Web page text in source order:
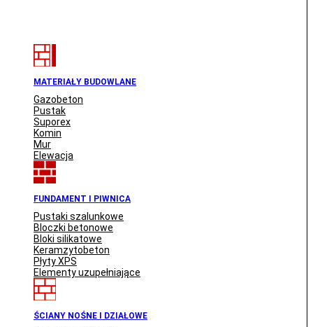
MATERIAŁY BUDOWLANE
Gazobeton
Pustak
Suporex
Komin
Mur
Elewacja
FUNDAMENT I PIWNICA
Pustaki szalunkowe
Bloczki betonowe
Bloki silikatowe
Keramzytobeton
Płyty XPS
Elementy uzupełniające
ŚCIANY NOŚNE I DZIAŁOWE